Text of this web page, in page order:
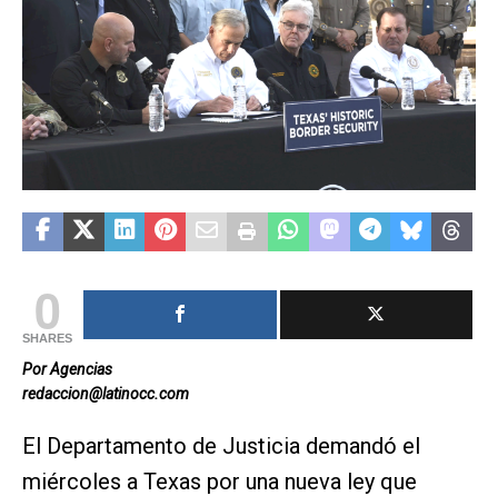
0
SHARES
Por Agencias
redaccion@latinocc.com
El Departamento de Justicia demandó el
miércoles a Texas por una nueva ley que